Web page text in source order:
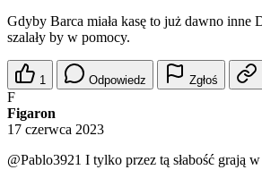
Gdyby Barca miała kasę to już dawno inne
szalały by w pomocy.
1 Odpowiedz Zgłoś
F
Figaron
17 czerwca 2023
@Pablo3921 I tylko przez tą słabość grają